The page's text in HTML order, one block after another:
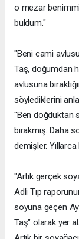
o mezar
buldum."
"Beni cami
Taş, doğumdan
avlusuna
söylediklerini
"Ben doğduktan
bırakmış. Daha
demişler.
"Artık gerçek
Adli Tıp
soyuna geçen
Taş" olarak yer